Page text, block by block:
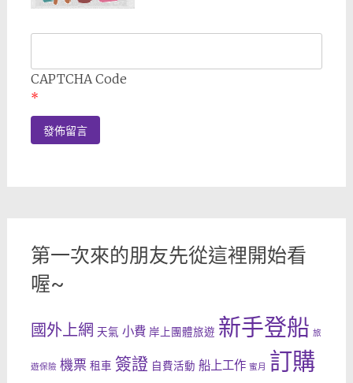
CAPTCHA Code
*
第一次來的朋友先從這裡開始看
喔~
國外上網 天氣 小費 岸上團體旅遊 新手登船 旅
遊保險 機票 租車 簽證 自費活動 船上工作 蜜月
訂購